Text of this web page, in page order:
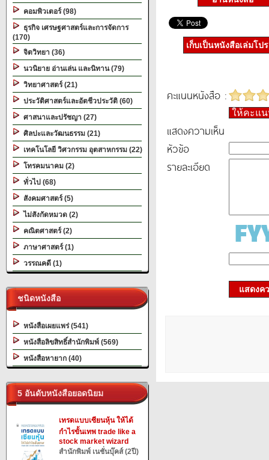
คอมพิวเตอร์ (98)
ธุรกิจ เศรษฐศาสตร์และการจัดการ
(170)
จิตวิทยา (36)
นวนิยาย อ่านเล่น และนิทาน (79)
วิทยาศาสตร์ (21)
ประวัติศาสตร์และอัตชีวประวัติ (60)
ศาสนาและปรัชญา (27)
ศิลปะและวัฒนธรรม (21)
เทคโนโลยี วิศวกรรม อุตสาหกรรม (22)
โทรคมนาคม (2)
ทั่วไป (68)
สังคมศาสตร์ (5)
ไม่สังกัดหมวด (2)
คณิตศาสตร์ (2)
ภาษาศาสตร์ (1)
วรรณคดี (1)
ชนิดหนังสือ
หนังสือเผยแพร่ (541)
หนังสือลิขสิทธิ์สำนักพิมพ์ (569)
หนังสือหายาก (40)
5 อันดับหนังสือยอดนิยม
เทรดแบบเซียนหุ้น ให้ได้
กำไรขั้นเทพ trade like a
stock market wizard
สำนักพิมพ์ เนชั่นบุ๊คส์ (2ปี)
เก็บเป็นหนังสือเล่มโป
คะแนนหนังสือ :
ให้คะแ
แสดงความเห็น
หัวข้อ
รายละเอียด
แสดงค